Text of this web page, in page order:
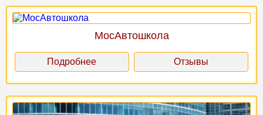
МосАвтошкола
Подробнее Отзывы